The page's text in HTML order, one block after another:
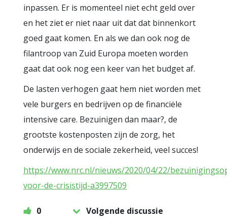
inpassen. Er is momenteel niet echt geld over
en het ziet er niet naar uit dat dat binnenkort
goed gaat komen. En als we dan ook nog de
filantroop van Zuid Europa moeten worden
gaat dat ook nog een keer van het budget af.
De lasten verhogen gaat hem niet worden met
vele burgers en bedrijven op de financiële
intensive care. Bezuinigen dan maar?, de
grootste kostenposten zijn de zorg, het
onderwijs en de sociale zekerheid, veel succes!
https://www.nrc.nl/nieuws/2020/04/22/
voor-de-crisistijd-a3997509
0 Volgende discussie